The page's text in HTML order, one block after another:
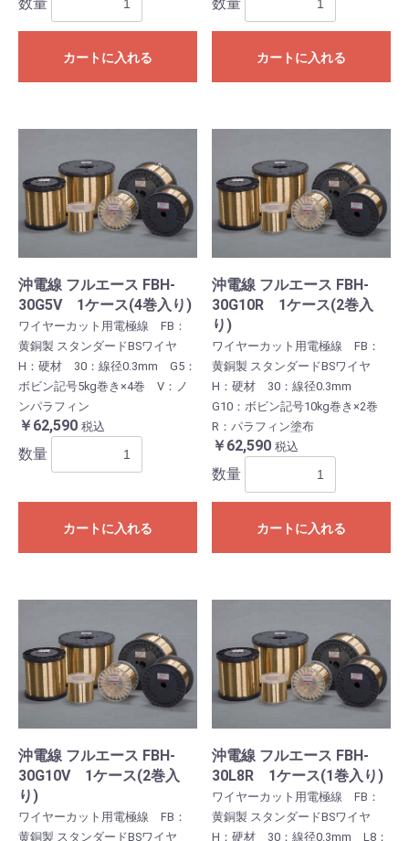
数量
カートに入れる
数量
カートに入れる
沖電線 フルエース FBH-
30G5V 1ケース(4巻入り)
ワイヤーカット用電極線 FB：
黄銅製 スタンダードBSワイヤ
H：硬材 30：線径0.3mm G5：
ボビン記号5kg巻き×4巻 V：ノ
ンパラフィン
￥62,590 税込
数量
カートに入れる
沖電線 フルエース FBH-
30G10R 1ケース(2巻入
り)
ワイヤーカット用電極線 FB：
黄銅製 スタンダードBSワイヤ
H：硬材 30：線径0.3mm
G10：ボビン記号10kg巻き×2巻
R：パラフィン塗布
￥62,590 税込
数量
カートに入れる
沖電線 フルエース FBH-
30G10V 1ケース(2巻入
り)
ワイヤーカット用電極線 FB：
黄銅製 スタンダードBSワイヤ
沖電線 フルエース FBH-
30L8R 1ケース(1巻入り)
ワイヤーカット用電極線 FB：
黄銅製 スタンダードBSワイヤ
H：硬材 30：線径0.3mm L8：